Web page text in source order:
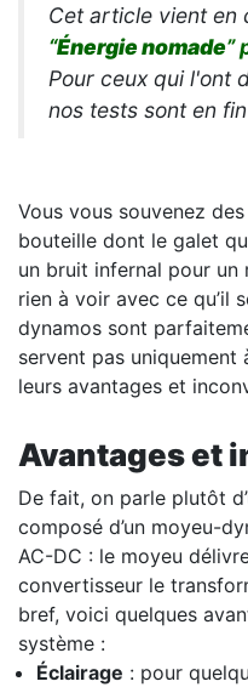
Cet article vient en
“Énergie nomade”
Pour ceux qui l'ont
nos tests sont en
Vous vous souvenez
bouteille dont le galet
un bruit infernal pour un
rien à voir avec ce qu’il
dynamos sont
servent pas uniquement
leurs avantages et
Avantages et
De fait, on parle plutôt
composé d’un moyeu-
AC-DC : le moyeu
convertisseur le
bref, voici quelques
système :
Éclairage : pour